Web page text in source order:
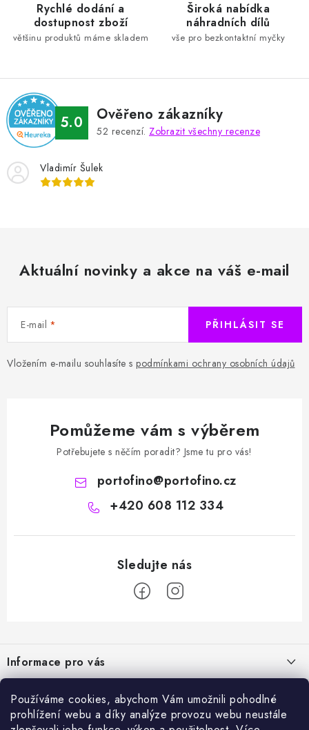
Používáme cookies, abychom Vám umožnili pohodlné
prohlížení webu a díky analýze provozu webu neustále
k
p
i
s
u
Rychlé dodání a
dostupnost zboží
většinu produktů máme skladem
Široká nabídka
náhradních dílů
vše pro bezkontaktní myčky
5.0 Ověřeno zákazníky
52 recenzí. Zobrazit všechny recenze
Vladimír Šulek
Aktuální novinky a akce na váš e-mail
E-mail
Vložením e-mailu souhlasíte s podmínkami ochrany osobních údajů
PŘIHLÁSIT SE
Pomůžeme vám s výběrem
Potřebujete s něčím poradit? Jsme tu pro vás!
portofino@portofino.cz
+420 608 112 334
p
a
Informace pro vás
Jak nakupovat
Sortiment
Chemie a péče o vozidla